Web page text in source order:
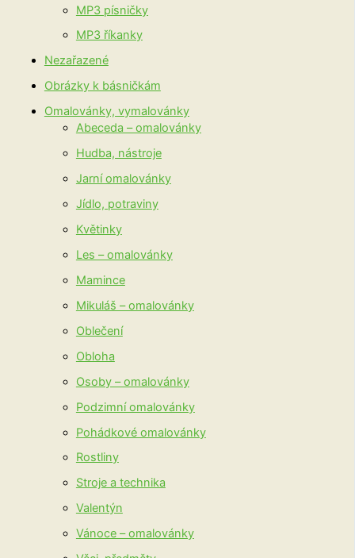
MP3 písničky
MP3 říkanky
Nezařazené
Obrázky k básničkám
Omalovánky, vymalovánky
Abeceda – omalovánky
Hudba, nástroje
Jarní omalovánky
Jídlo, potraviny
Květinky
Les – omalovánky
Mamince
Mikuláš – omalovánky
Oblečení
Obloha
Osoby – omalovánky
Podzimní omalovánky
Pohádkové omalovánky
Rostliny
Stroje a technika
Valentýn
Vánoce – omalovánky